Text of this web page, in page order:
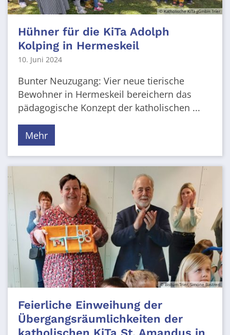
© Katholische KiTa gGmbH Trier
Hühner für die KiTa Adolph
Kolping in Hermeskeil
10. Juni 2024
Bunter Neuzugang: Vier neue tierische
Bewohner in Hermeskeil bereichern das
pädagogische Konzept der katholischen ...
Mehr
© Bistum Trier, Simone Bastreri
Feierliche Einweihung der
Übergangsräumlichkeiten der